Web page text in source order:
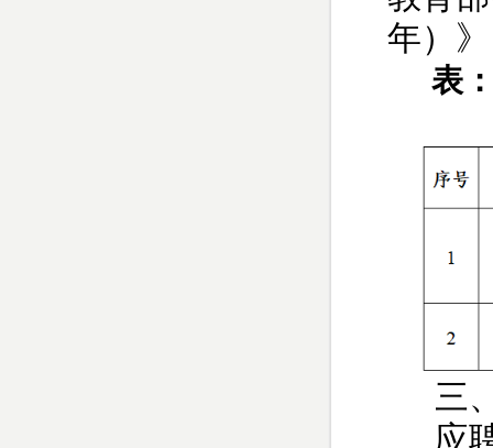
年）
表
三
应